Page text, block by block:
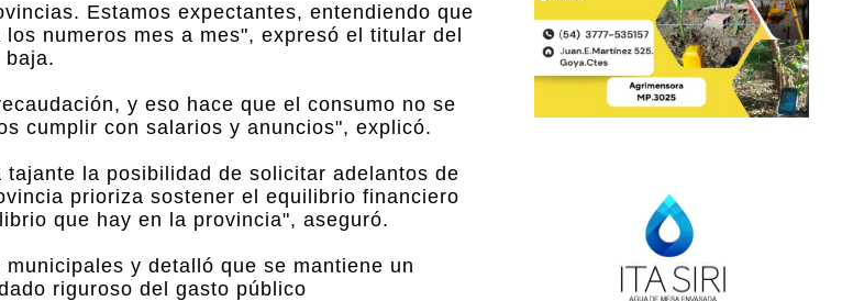
Estamos expectantes, entendiendo que
numeros mes a mes", expresó el titular del
baja.
y eso hace que el consumo no se
cumplir con salarios y anuncios", explicó.
la posibilidad de solicitar adelantos de
prioriza sostener el equilibrio financiero
que hay en la provincia", aseguró.
y detalló que se mantiene un
riguroso del gasto público